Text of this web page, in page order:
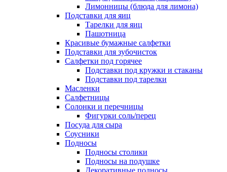
Лимонницы (блюда для лимона)
Подставки для яиц
Тарелки для яиц
Пашотница
Красивые бумажные салфетки
Подставки для зубочисток
Салфетки под горячее
Подставки под кружки и стаканы
Подставки под тарелки
Масленки
Салфетницы
Солонки и перечницы
Фигурки соль/перец
Посуда для сыра
Соусники
Подносы
Подносы столики
Подносы на подушке
Декоративные подносы